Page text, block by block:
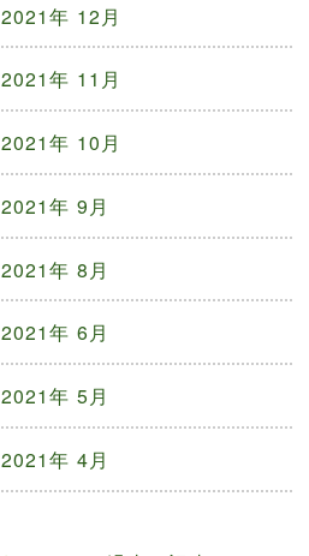
2021年 12月
2021年 11月
2021年 10月
2021年 9月
2021年 8月
2021年 6月
2021年 5月
2021年 4月